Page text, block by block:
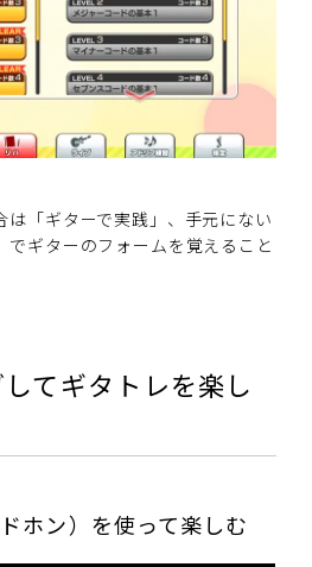
は「ギターで実践」、手元にない
ギターのフォームを覚えること
てギタトレを楽し
ホン）を使って楽しむ